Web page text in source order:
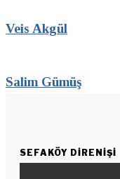
Veis Akgül
Salim Gümüş
SEFAKÖY DIRENIŞI